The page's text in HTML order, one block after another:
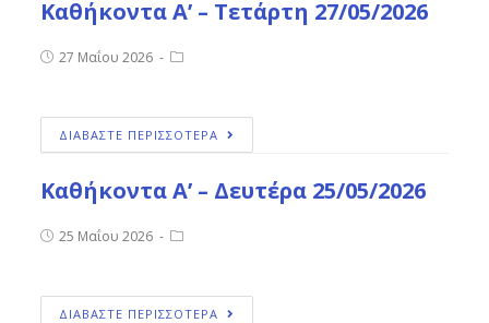
Καθήκοντα Α’ – Τετάρτη 27/05/2026
27 Μαΐου 2026
ΔΙΑΒΑΣΤΕ ΠΕΡΙΣΣΟΤΕΡΑ
Καθήκοντα Α’ – Δευτέρα 25/05/2026
25 Μαΐου 2026
ΔΙΑΒΑΣΤΕ ΠΕΡΙΣΣΟΤΕΡΑ